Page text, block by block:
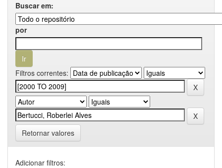
Buscar em:
por
Filtros correntes:
Retornar valores
Adicionar filtros: